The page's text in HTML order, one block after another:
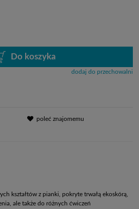
Do koszyka
dodaj do przechowalni
poleć znajomemu
kształtów z pianki, pokryte trwałą ekoskórą,
ale także do różnych ćwiczeń